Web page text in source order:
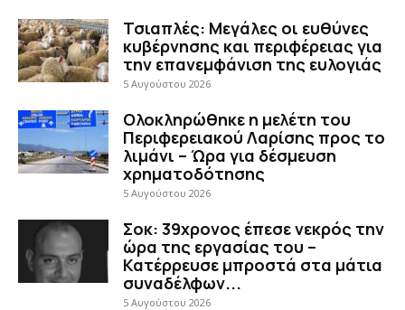
Τσιαπλές: Μεγάλες οι ευθύνες
κυβέρνησης και περιφέρειας για
την επανεμφάνιση της ευλογιάς
5 Αυγούστου 2026
Ολοκληρώθηκε η μελέτη του
Περιφερειακού Λαρίσης προς το
λιμάνι – Ώρα για δέσμευση
χρηματοδότησης
5 Αυγούστου 2026
Σοκ: 39χρονος έπεσε νεκρός την
ώρα της εργασίας του –
Κατέρρευσε μπροστά στα μάτια
συναδέλφων...
5 Αυγούστου 2026